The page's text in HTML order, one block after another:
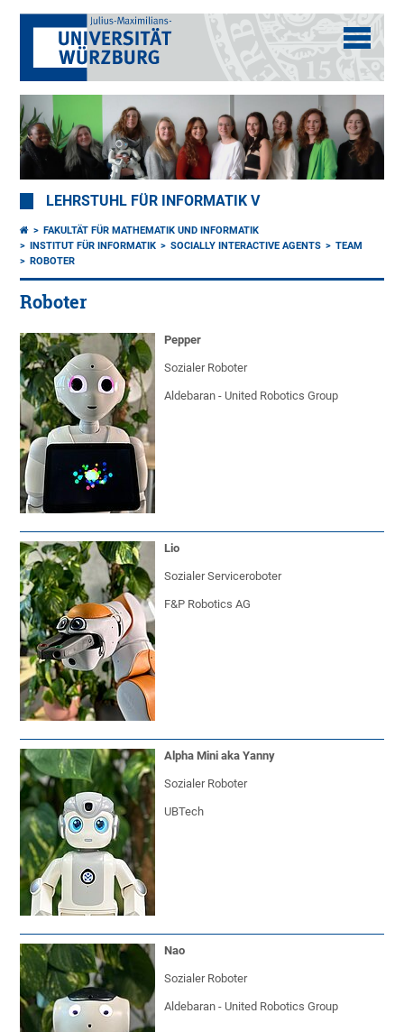
LEHRSTUHL FÜR INFORMATIK V
FAKULTÄT FÜR MATHEMATIK UND INFORMATIK
INSTITUT FÜR INFORMATIK
SOCIALLY INTERACTIVE AGENTS
TEAM
ROBOTER
Roboter
Pepper
Sozialer Roboter
Aldebaran - United Robotics Group
Lio
Sozialer Serviceroboter
F&P Robotics AG
Alpha Mini aka Yanny
Sozialer Roboter
UBTech
Nao
Sozialer Roboter
Aldebaran - United Robotics Group